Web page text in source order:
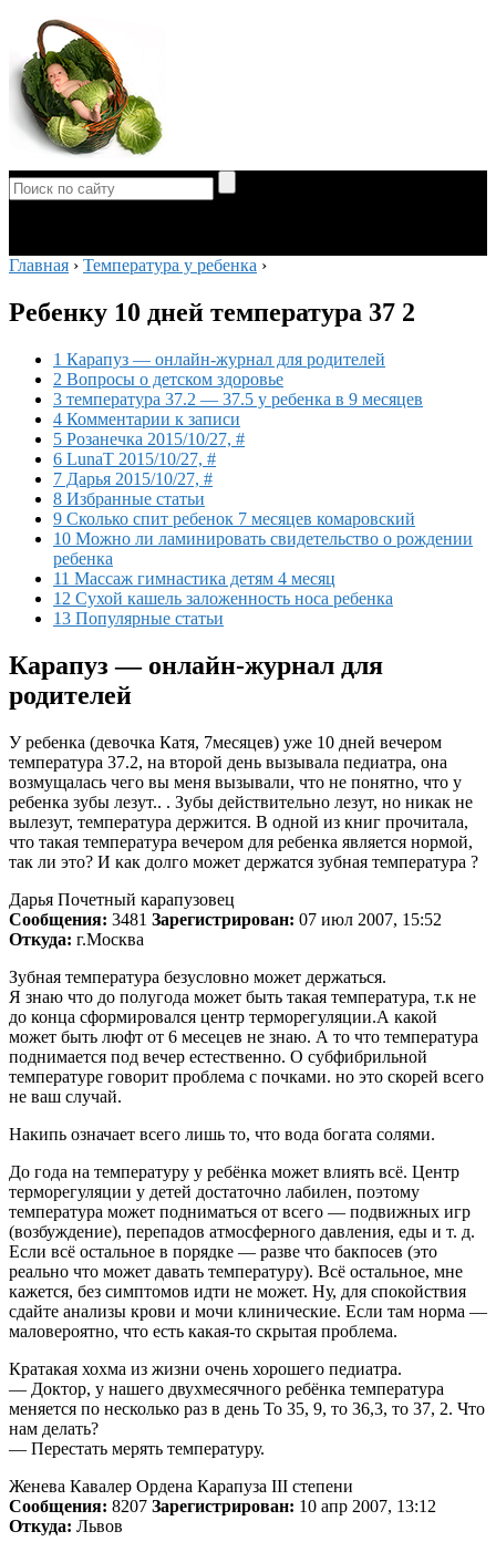
Главная › Температура у ребенка ›
Ребенку 10 дней температура 37 2
1 Карапуз — онлайн-журнал для родителей
2 Вопросы о детском здоровье
3 температура 37.2 — 37.5 у ребенка в 9 месяцев
4 Комментарии к записи
5 Розанечка 2015/10/27, #
6 LunaT 2015/10/27, #
7 Дарья 2015/10/27, #
8 Избранные статьи
9 Сколько спит ребенок 7 месяцев комаровский
10 Можно ли ламинировать свидетельство о рождении
ребенка
11 Массаж гимнастика детям 4 месяц
12 Сухой кашель заложенность носа ребенка
13 Популярные статьи
Карапуз — онлайн-журнал для
родителей
У ребенка (девочка Катя, 7месяцев) уже 10 дней вечером
температура 37.2, на второй день вызывала педиатра, она
возмущалась чего вы меня вызывали, что не понятно, что у
ребенка зубы лезут.. . Зубы действительно лезут, но никак не
вылезут, температура держится. В одной из книг прочитала,
что такая температура вечером для ребенка является нормой,
так ли это? И как долго может держатся зубная температура ?
Дарья Почетный карапузовец
Сообщения: 3481 Зарегистрирован: 07 июл 2007, 15:52
Откуда: г.Москва
Зубная температура безусловно может держаться.
Я знаю что до полугода может быть такая температура, т.к не
до конца сформировался центр терморегуляции.А какой
может быть люфт от 6 месецев не знаю. А то что температура
поднимается под вечер естественно. О субфибрильной
температуре говорит проблема с почками. но это скорей всего
не ваш случай.
Накипь означает всего лишь то, что вода богата солями.
До года на температуру у ребёнка может влиять всё. Центр
терморегуляции у детей достаточно лабилен, поэтому
температура может подниматься от всего — подвижных игр
(возбуждение), перепадов атмосферного давления, еды и т. д.
Если всё остальное в порядке — разве что бакпосев (это
реально что может давать температуру). Всё остальное, мне
кажется, без симптомов идти не может. Ну, для спокойствия
сдайте анализы крови и мочи клинические. Если там норма —
маловероятно, что есть какая-то скрытая проблема.
Кратакая хохма из жизни очень хорошего педиатра.
— Доктор, у нашего двухмесячного ребёнка температура
меняется по несколько раз в день То 35, 9, то 36,3, то 37, 2. Что
нам делать?
— Перестать мерять температуру.
Женева Кавалер Ордена Карапуза ІІІ степени
Сообщения: 8207 Зарегистрирован: 10 апр 2007, 13:12
Откуда: Львов